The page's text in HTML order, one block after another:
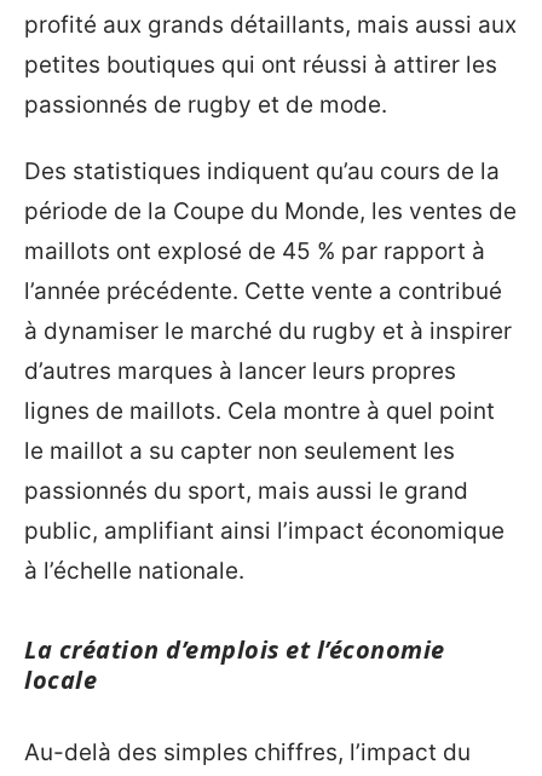
profité aux grands détaillants, mais aussi aux
petites boutiques qui ont réussi à attirer les
passionnés de rugby et de mode.
Des statistiques indiquent qu’au cours de la
période de la Coupe du Monde, les ventes de
maillots ont explosé de 45 % par rapport à
l’année précédente. Cette vente a contribué
à dynamiser le marché du rugby et à inspirer
d’autres marques à lancer leurs propres
lignes de maillots. Cela montre à quel point
le maillot a su capter non seulement les
passionnés du sport, mais aussi le grand
public, amplifiant ainsi l’impact économique
à l’échelle nationale.
La création d’emplois et l’économie
locale
Au-delà des simples chiffres, l’impact du